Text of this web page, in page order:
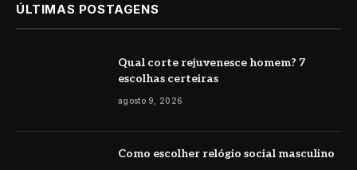
ÚLTIMAS POSTAGENS
Qual corte rejuvenesce homem? 7
escolhas certeiras
agosto 9, 2026
Como escolher relógio social masculino